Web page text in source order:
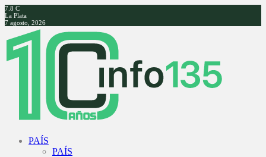
7.8 C
La Plata
7 agosto, 2026
Facebook
Twitter
Instagram
Youtube
PAÍS
PAÍS